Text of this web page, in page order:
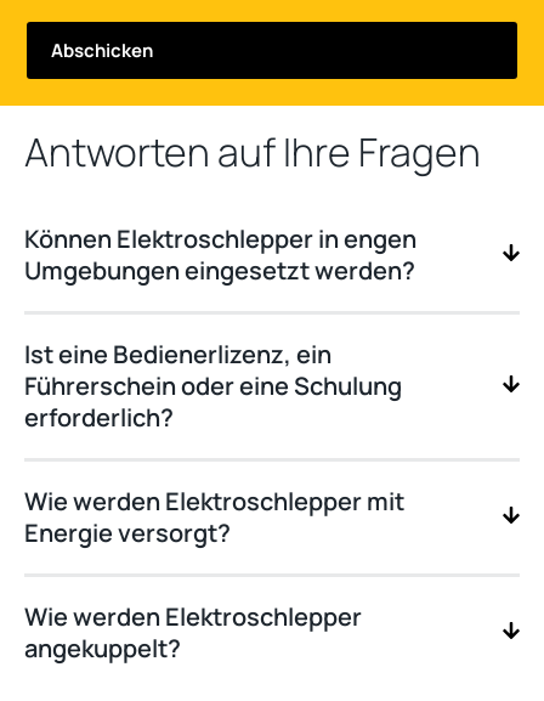
Antworten auf Ihre Fragen
Können Elektroschlepper in engen
Umgebungen eingesetzt werden?
Ist eine Bedienerlizenz, ein
Führerschein oder eine Schulung
erforderlich?
Wie werden Elektroschlepper mit
Energie versorgt?
Wie werden Elektroschlepper
angekuppelt?